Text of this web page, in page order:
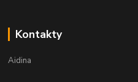
Kontakty
Aidina